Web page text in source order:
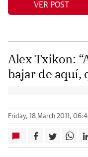
VER POST
Alex Txikon:
bajar de aquí,
Friday, 18 March 2011,